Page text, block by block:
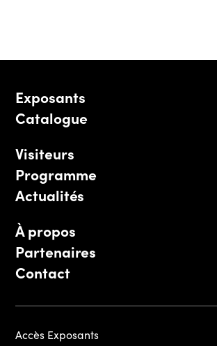
Exposants
Catalogue
Visiteurs
Programme
Actualités
À propos
Partenaires
Contact
Accès Exposants